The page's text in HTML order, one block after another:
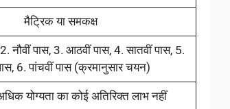
मैट्रिक या समकक्ष
नौवीं पास, 3. आठवीं पास, 4. सातवीं पास, 5.
6. पांचवीं पास (क्रमानुसार चयन)
योग्यता का कोई अतिरिक्त लाभ नहीं